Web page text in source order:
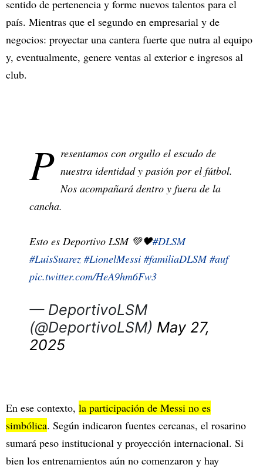
sentido de pertenencia y forme nuevos talentos para el
país. Mientras que el segundo en empresarial y de
negocios: proyectar una cantera fuerte que nutra al equipo
y, eventualmente, genere ventas al exterior e ingresos al
club.
P resentamos con orgullo el escudo de
nuestra identidad y pasión por el fútbol.
Nos acompañará dentro y fuera de la
cancha.
Esto es Deportivo LSM 💚🖤#DLSM
#LuisSuarez #LionelMessi #familiaDLSM #auf
pic.twitter.com/HeA9hm6Fw3
— DeportivoLSM
(@DeportivoLSM) May 27,
2025
En ese contexto, la participación de Messi no es
simbólica. Según indicaron fuentes cercanas, el rosarino
sumará peso institucional y proyección internacional. Si
bien los entrenamientos aún no comenzaron y hay